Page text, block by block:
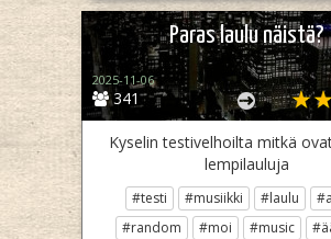
Paras laulu näistä?
341
2025-11-06
Kyselin testivelhoilta mitkä
lempilauluja
#testi #musiikki #laulu
#random
#moi #music